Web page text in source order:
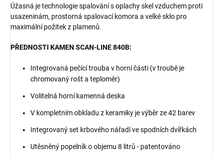
Úžasná je technologie spalování s oplachy skel vzduchem proti
usazeninám, prostorná spalovací komora a velké sklo pro
maximální požitek z plamenů.
PŘEDNOSTI KAMEN SCAN-LINE 840B:
Integrovaná pečící trouba v horní části (v troubě je
chromovaný rošt a teploměr)
Volitelná horní kamenná deska
V kompletním obkladu z keramiky je výběr ze 42 barev
Integrovaný set krbového nářadí ve spodních dvířkách
Utěsněný popelník o objemu 8 litrů - patentováno